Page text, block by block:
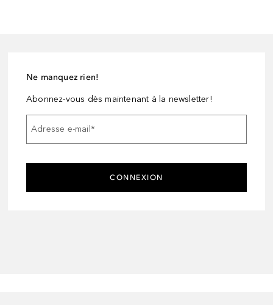
Ne manquez rien!
Abonnez-vous dès maintenant à la newsletter!
Adresse e-mail*
CONNEXION